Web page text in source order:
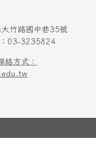
竹路國中巷35號
03-3235824
絡方式：